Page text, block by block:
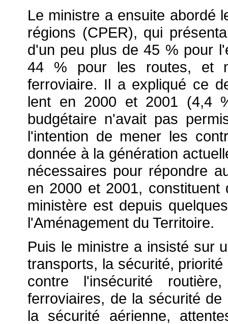
Le ministre a ensuite abordé
régions (CPER), qui
d'un peu plus de 45 % pour
44 % pour les routes, et
ferroviaire. Il a expliqué ce
lent en 2000 et 2001 (4,4
budgétaire n'avait pas
l'intention de mener les
donnée à la génération
nécessaires pour répondre
en 2000 et 2001,
ministère est depuis
l'Aménagement du Territoire.
Puis le ministre a insisté sur
transports, la sécurité,
contre l'insécurité
ferroviaires, de la sécurité
la sécurité aérienne,